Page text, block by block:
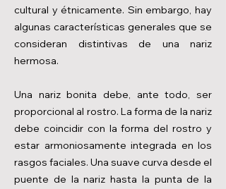
cultural y étnicamente. Sin embargo, hay
algunas características generales que se
consideran distintivas de una nariz
hermosa.
Una nariz bonita debe, ante todo, ser
proporcional al rostro. La forma de la nariz
debe coincidir con la forma del rostro y
estar armoniosamente integrada en los
rasgos faciales. Una suave curva desde el
puente de la nariz hasta la punta de la